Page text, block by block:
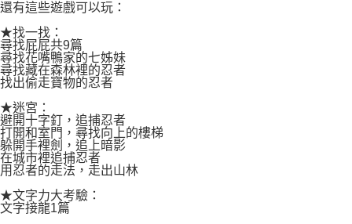
還有這些遊戲可以玩：
★找一找：
尋找屁屁共9篇
尋找花嘴鴨家的七姊妹
尋找藏在森林裡的忍者
找出偷走寶物的忍者
★迷宮：
避開十字釘，追捕忍者
打開和室門，尋找向上的樓梯
躲開手裡劍，追上暗影
在城市裡追捕忍者
用忍者的走法，走出山林
★文字力大考驗：
文字接龍1篇